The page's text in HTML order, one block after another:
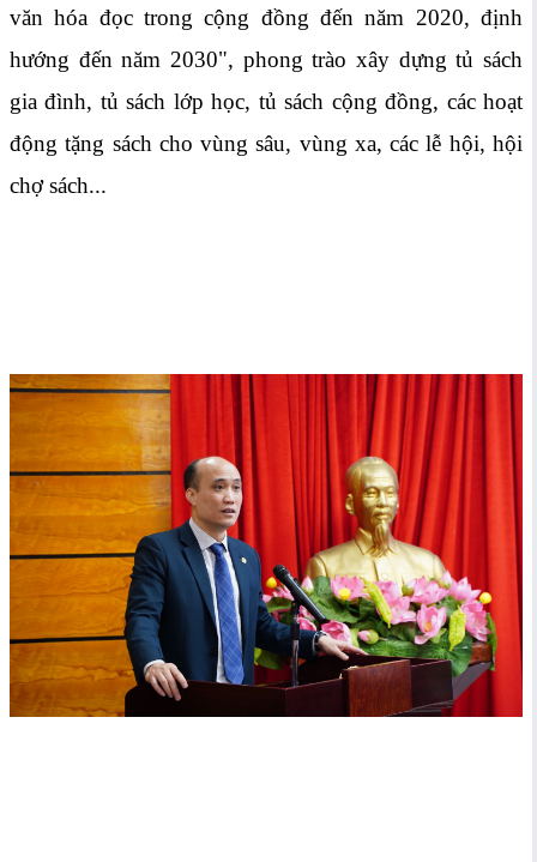
văn hóa đọc trong cộng đồng đến năm 2020, định
hướng đến năm 2030", phong trào xây dựng tủ sách
gia đình, tủ sách lớp học, tủ sách cộng đồng, các hoạt
động tặng sách cho vùng sâu, vùng xa, các lễ hội, hội
chợ sách...